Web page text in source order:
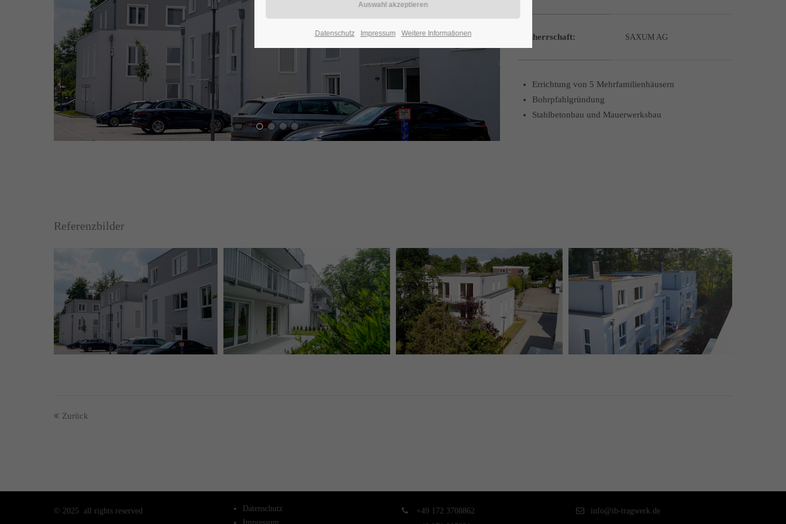
Bauherrschaft: SAXUM AG
Errichtung von 5 Mehrfamilienhäusern
Bohrpfahlgründung
Stahlbetonbau und Mauerwerksbau
Referenzbilder
Zurück
© 2025 all rights reserved
Datenschutz
+49 172 3708862
info@ib-tragwerk.de
Datenschutz Impressum Weitere Informationen